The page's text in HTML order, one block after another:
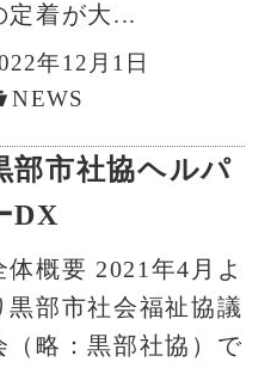
定着が大...
年12月1日
NEWS
部市社協ヘルパ
DX
体概要 2021年4月よ
黒部市社会福祉協議
（略：黒部社協）で